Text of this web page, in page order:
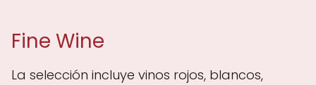
Fine Wine
La selección incluye vinos rojos, blancos,